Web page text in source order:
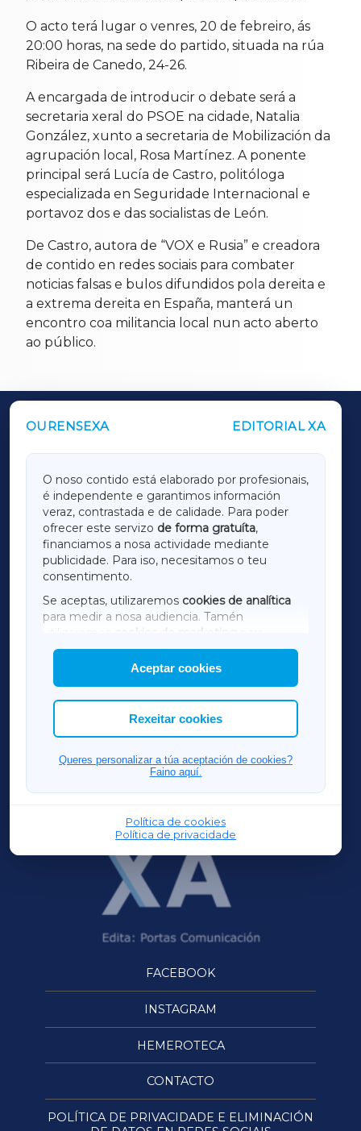
O acto terá lugar o venres, 20 de febreiro, ás
20:00 horas, na sede do partido, situada na rúa
Ribeira de Canedo, 24-26.
A encargada de introducir o debate será a
secretaria xeral do PSOE na cidade, Natalia
González, xunto a secretaria de Mobilización da
agrupación local, Rosa Martínez. A ponente
principal será Lucía de Castro, politóloga
especializada en Seguridade Internacional e
portavoz dos e das socialistas de León.
De Castro, autora de “VOX e Rusia” e creadora
de contido en redes sociais para combater
noticias falsas e bulos difundidos pola dereita e
a extrema dereita en España, manterá un
encontro coa militancia local nun acto aberto
ao público.
OURENSEXA EDITORIAL XA
O noso contido está elaborado por profesionais,
é independente e garantimos información
veraz, contrastada e de calidade. Para poder
ofrecer este servizo de forma gratuíta,
financiamos a nosa actividade mediante
publicidade. Para iso, necesitamos o teu
consentimento.
Se aceptas, utilizaremos cookies de analítica
para medir a nosa audiencia. Tamén
utilizaremos
cookies de marketing
mostrar publicidade de terceiros.
Así mesmo, podes personalizar a elección das
cookies que desexas permitir.
Aceptar cookies
Rexeitar cookies
Queres personalizar a túa aceptación de cookies?
Faino aquí.
Política de cookies
Política de privacidade
OUTROS PERIÓDICOS
LUGOXA
TERRACHAXA
AMARIÑAXA
RIBEIRASACRAXA
ACORUÑAXA
FERROLXA
OURENSEXA
FACEBOOK
INSTAGRAM
HEMEROTECA
CONTACTO
POLÍTICA DE PRIVACIDADE E ELIMINACIÓN